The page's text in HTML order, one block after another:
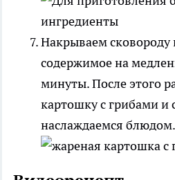
Накрываем
содержимое на
минуты. После этого
картошку с грибами и
наслаждаемся блюдом.